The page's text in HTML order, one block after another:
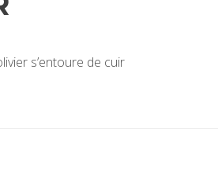
s’entoure de cuir